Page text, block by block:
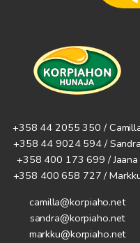
+358 44 2055 350 /
+358 44 9024 594 / Sandra
+358 400 173 699 / Jaana
+358 400 658 727 /
camilla@korpiaho.net
sandra@korpiaho.net
markku@korpiaho.net